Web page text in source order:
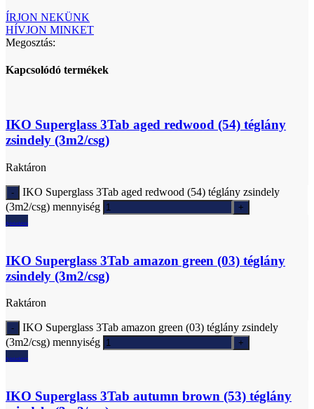
ÍRJON NEKÜNK
HÍVJON MINKET
Megosztás:
Kapcsolódó termékek
IKO Superglass 3Tab aged redwood (54) téglány
zsindely (3m2/csg)
Raktáron
IKO Superglass 3Tab aged redwood (54) téglány zsindely
(3m2/csg) mennyiség
Ajánlatkérés
IKO Superglass 3Tab amazon green (03) téglány
zsindely (3m2/csg)
Raktáron
IKO Superglass 3Tab amazon green (03) téglány zsindely
(3m2/csg) mennyiség
Ajánlatkérés
IKO Superglass 3Tab autumn brown (53) téglány